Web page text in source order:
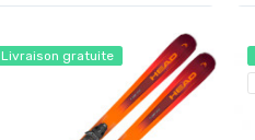
Livraison gratuite